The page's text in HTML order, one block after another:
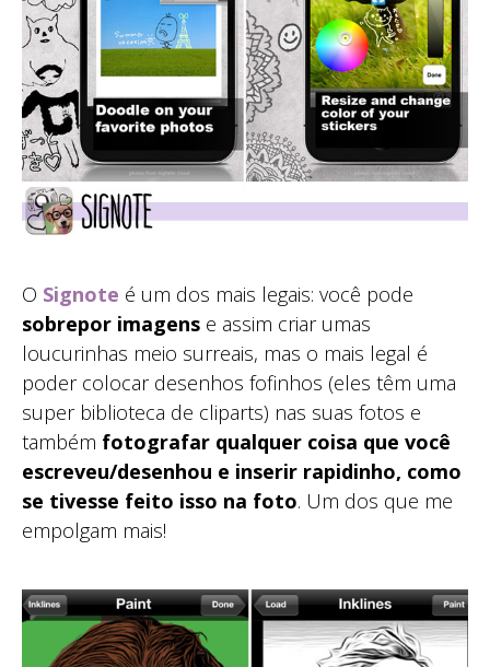
O Signote é um dos mais legais: você pode
sobrepor imagens e assim criar umas
loucurinhas meio surreais, mas o mais legal é
poder colocar desenhos fofinhos (eles têm uma
super biblioteca de cliparts) nas suas fotos e
também fotografar qualquer coisa que você
escreveu/desenhou e inserir rapidinho, como
se tivesse feito isso na foto. Um dos que me
empolgam mais!